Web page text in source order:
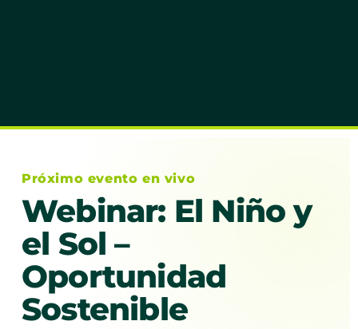
Próximo evento en vivo
Webinar: El Niño y
el Sol –
Oportunidad
Sostenible